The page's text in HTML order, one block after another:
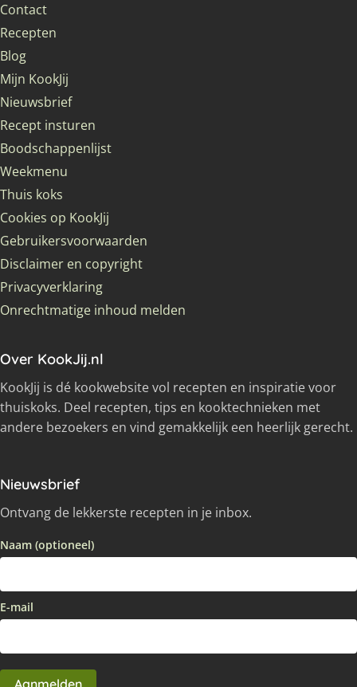
Contact
Recepten
Blog
Mijn KookJij
Nieuwsbrief
Recept insturen
Boodschappenlijst
Weekmenu
Thuis koks
Cookies op KookJij
Gebruikersvoorwaarden
Disclaimer en copyright
Privacyverklaring
Onrechtmatige inhoud melden
Over KookJij.nl
KookJij is dé kookwebsite vol recepten en inspiratie voor
thuiskoks. Deel recepten, tips en kooktechnieken met
andere bezoekers en vind gemakkelijk een heerlijk gerecht.
Nieuwsbrief
Ontvang de lekkerste recepten in je inbox.
Naam (optioneel)
E-mail